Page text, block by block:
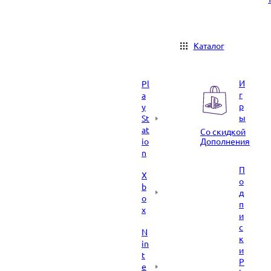
Каталог
Pl
a
y
St
at
io
n
X
b
o
x
N
in
t
e
И
г
р
ы
Со скидкой
Дополнения
П
о
д
п
и
с
к
и
P